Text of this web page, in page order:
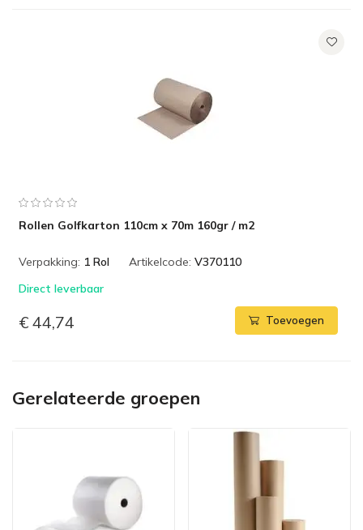
Rollen Golfkarton 110cm x 70m 160gr / m2
Verpakking: 1 Rol Artikelcode: V370110
Direct leverbaar
€ 44,74 Toevoegen
Gerelateerde groepen